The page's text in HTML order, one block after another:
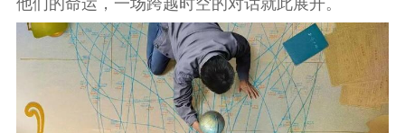
他们的命运，一场跨越时空的对话就此展开。